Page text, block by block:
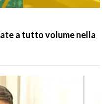
a tutto volume nella